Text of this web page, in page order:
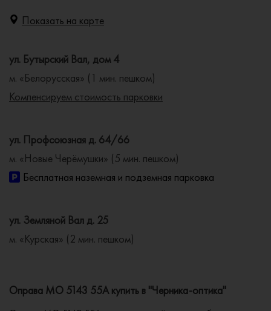
Показать на карте
ул. Бутырский Вал, дом 4
м. «Белорусская» (1 мин. пешком)
Компенсируем стоимость парковки
ул. Профсоюзная д. 64/66
м. «Новые Черёмушки» (5 мин. пешком)
Бесплатная наземная и подземная парковка
ул. Земляной Вал д. 25
м. «Курская» (2 мин. пешком)
Оправа MO 5143 55A купить в "Черника-оптика"